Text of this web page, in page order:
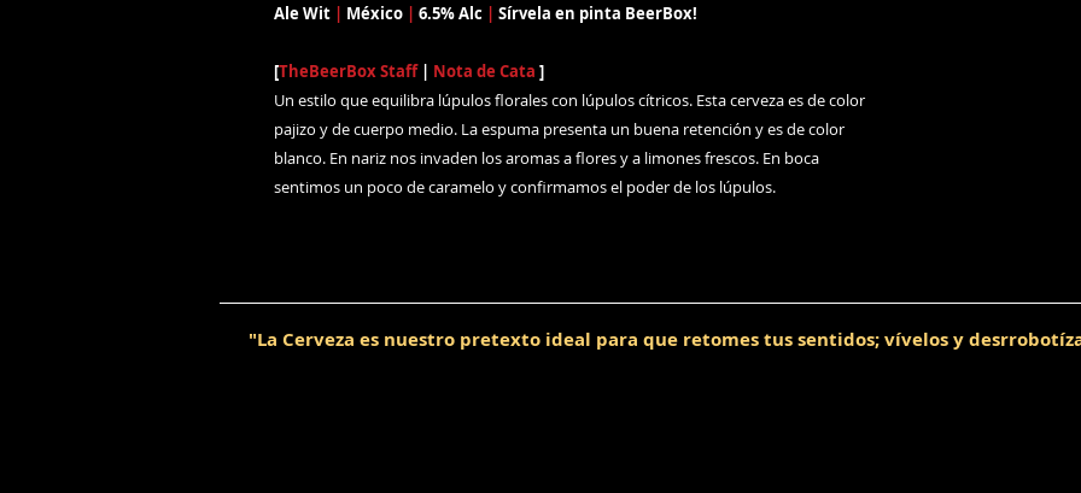
Ale Wit | México | 6.5% Alc | Sírvela en pinta BeerBox!
[TheBeerBox Staff| Nota de Cata ]
Un estilo que equilibra lúpulos florales con lúpulos cítricos. Esta cerveza es de color
pajizo y de cuerpo medio. La espuma presenta un buena retención y es de color
blanco. En nariz nos invaden los aromas a flores y a limones frescos. En boca
sentimos un poco de caramelo y confirmamos el poder de los lúpulos.
"La Cerveza es nuestro pretexto ideal para que retomes tus sentidos; vívelos y